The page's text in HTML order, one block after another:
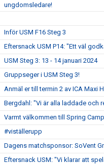
ungdomsledare!
Inför USM F16 Steg 3
Eftersnack USM P14: "Ett väl
USM Steg 3: 13 - 14 januari 2024
Gruppseger i USM Steg 3!
Anmäl er till termin 2 av ICA Maxi
Bergdahl: "Vi är alla laddade och
Varmt välkommen till Spring
#viställerupp
Dagens matchsponsor: SoVent
Eftersnack USM: "Vi klarar att